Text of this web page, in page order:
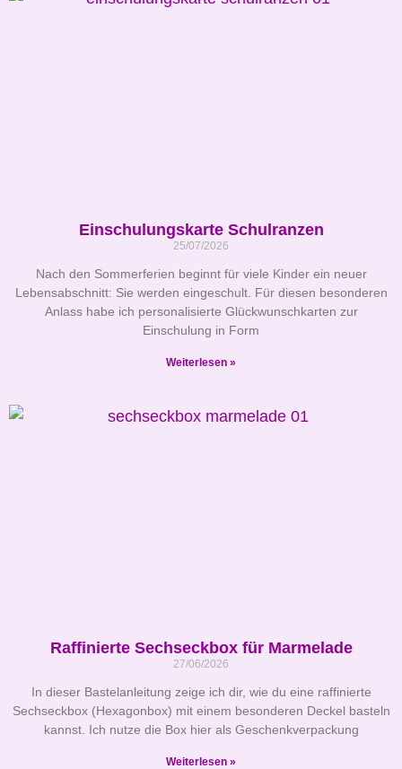
Einschulungskarte Schulranzen
25/07/2026
Nach den Sommerferien beginnt für viele Kinder ein neuer
Lebensabschnitt: Sie werden eingeschult. Für diesen besonderen
Anlass habe ich personalisierte Glückwunschkarten zur
Einschulung in Form
Weiterlesen »
Raffinierte Sechseckbox für Marmelade
27/06/2026
In dieser Bastelanleitung zeige ich dir, wie du eine raffinierte
Sechseckbox (Hexagonbox) mit einem besonderen Deckel basteln
kannst. Ich nutze die Box hier als Geschenkverpackung
Weiterlesen »